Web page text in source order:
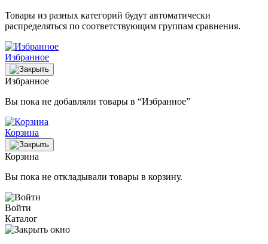
Товары из разных категорий будут автоматически
распределяться по соответствующим группам сравнения.
Избранное
Избранное
Вы пока не добавляли товары в “Избранное”
Корзина
Корзина
Вы пока не откладывали товары в корзину.
Войти
Каталог